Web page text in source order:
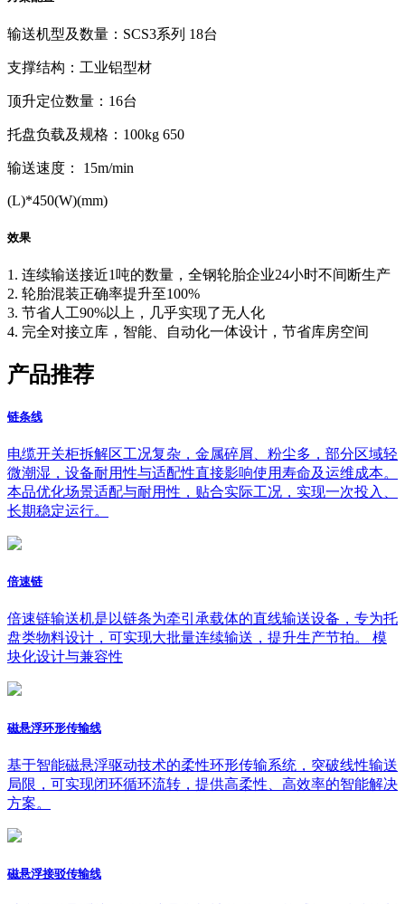
输送机型及数量：SCS3系列 18台
支撑结构：工业铝型材
顶升定位数量：16台
托盘负载及规格：100kg 650
输送速度： 15m/min
(L)*450(W)(mm)
效果
1. 连续输送接近1吨的数量，全钢轮胎企业24小时不间断生产
2. 轮胎混装正确率提升至100%
3. 节省人工90%以上，几乎实现了无人化
4. 完全对接立库，智能、自动化一体设计，节省库房空间
产品推荐
链条线
电缆开关柜拆解区工况复杂，金属碎屑、粉尘多，部分区域轻
微潮湿，设备耐用性与适配性直接影响使用寿命及运维成本。
本品优化场景适配与耐用性，贴合实际工况，实现一次投入、
长期稳定运行。
倍速链
倍速链输送机是以链条为牵引承载体的直线输送设备，专为托
盘类物料设计，可实现大批量连续输送，提升生产节拍。 模
块化设计与兼容性
磁悬浮环形传输线
基于智能磁悬浮驱动技术的柔性环形传输系统，突破线性输送
局限，可实现闭环循环流转，提供高柔性、高效率的智能解决
方案。
磁悬浮接驳传输线